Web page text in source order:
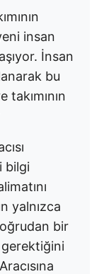
insan
İnsan
bu
takımının
bilgi
yalnızca
bir